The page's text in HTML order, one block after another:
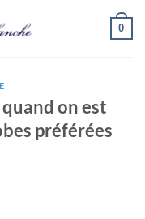
0
on est
préférées